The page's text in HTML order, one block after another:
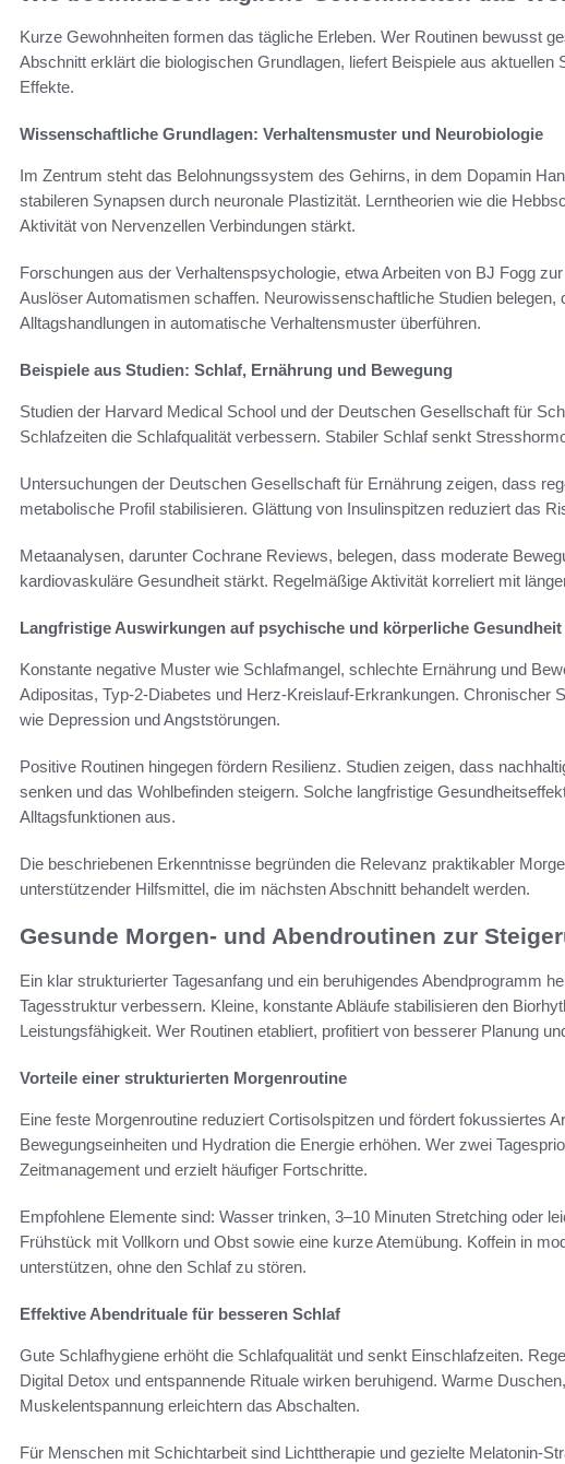
Kurze Gewohnheiten formen das tägliche Erleben. Wer Routinen bewusst
Abschnitt erklärt die biologischen Grundlagen, liefert Beispiele aus aktuellen
Effekte.
Wissenschaftliche Grundlagen: Verhaltensmuster und Neurobiologie
Im Zentrum steht das Belohnungssystem des Gehirns, in dem Dopamin
stabileren Synapsen durch neuronale Plastizität. Lerntheorien wie die
Aktivität von Nervenzellen Verbindungen stärkt.
Forschungen aus der Verhaltenspsychologie, etwa Arbeiten von BJ Fogg
Auslöser Automatismen schaffen. Neurowissenschaftliche Studien
Alltagshandlungen in automatische Verhaltensmuster überführen.
Beispiele aus Studien: Schlaf, Ernährung und Bewegung
Studien der Harvard Medical School und der Deutschen Gesellschaft für
Schlafzeiten die Schlafqualität verbessern. Stabiler Schlaf senkt
Untersuchungen der Deutschen Gesellschaft für Ernährung zeigen, dass
metabolische Profil stabilisieren. Glättung von Insulinspitzen reduziert das
Metaanalysen, darunter Cochrane Reviews, belegen, dass moderate
kardiovaskuläre Gesundheit stärkt. Regelmäßige Aktivität korreliert mit
Langfristige Auswirkungen auf psychische und körperliche Gesundheit
Konstante negative Muster wie Schlafmangel, schlechte Ernährung und
Adipositas, Typ-2-Diabetes und Herz-Kreislauf-Erkrankungen. Chronischer
wie Depression und Angststörungen.
Positive Routinen hingegen fördern Resilienz. Studien zeigen, dass
senken und das Wohlbefinden steigern. Solche langfristige
Alltagsfunktionen aus.
Die beschriebenen Erkenntnisse begründen die Relevanz praktikabler
unterstützender Hilfsmittel, die im nächsten Abschnitt behandelt werden.
Gesunde Morgen- und Abendroutinen zur
Ein klar strukturierter Tagesanfang und ein beruhigendes Abendprogramm
Tagesstruktur verbessern. Kleine, konstante Abläufe stabilisieren den
Leistungsfähigkeit. Wer Routinen etabliert, profitiert von besserer Planung
Vorteile einer strukturierten Morgenroutine
Eine feste Morgenroutine reduziert Cortisolspitzen und fördert fokussiertes
Bewegungseinheiten und Hydration die Energie erhöhen. Wer zwei
Zeitmanagement und erzielt häufiger Fortschritte.
Empfohlene Elemente sind: Wasser trinken, 3–10 Minuten Stretching oder
Frühstück mit Vollkorn und Obst sowie eine kurze Atemübung. Koffein in
unterstützen, ohne den Schlaf zu stören.
Effektive Abendrituale für besseren Schlaf
Gute Schlafhygiene erhöht die Schlafqualität und senkt Einschlafzeiten.
Digital Detox und entspannende Rituale wirken beruhigend. Warme
Muskelentspannung erleichtern das Abschalten.
Für Menschen mit Schichtarbeit sind Lichttherapie und gezielte Melatonin-